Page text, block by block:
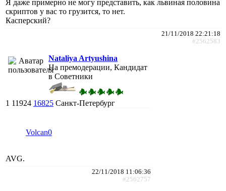
Я даже примерно не могу представить, как львиная половина
скриптов у вас то грузится, то нет.
Касперский?
21/11/2018 22:21:18
#2562583
Nataliya Artyushina
На премодерации, Кандидат
в Советники
1 11924 16825 Санкт-Петербург
Volcan0
AVG.
22/11/2018 11:06:36
#2562757